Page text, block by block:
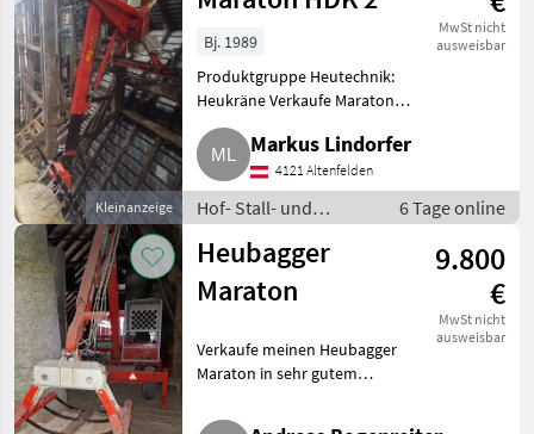
Kleinanzeige
MwSt nicht
ausweisbar
Bj. 1989
Produktgruppe Heutechnik:
Heukräne Verkaufe Maraton
Heukran Type HDK 2. Bj. 1989. 2
m Spurweite der Kranschienen.
8 m Teleskopausleger. Hof-
Stall- und Weidetechnik
Markus Lindorfer
4121 Altenfelden
Hof- Stall- und
Weidetechnik /
Heutechnik
6 Tage online
Heubagger
Maraton
9.800
€
MwSt nicht
ausweisbar
Verkaufe meinen Heubagger
Maraton in sehr gutem
Verwendung, Verkauf wegen